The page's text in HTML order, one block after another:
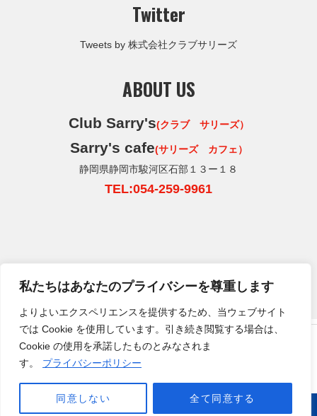
私たちはあなたのプライバシーを尊重します
よりよいエクスペリエンスを提供するため、当ウェブサイト
では Cookie を使用しています。引き続き閲覧する場合は、
Cookie の使用を承諾したものとみなされま
す。
プライバシーポリシー
同意しない 全て同意する
Twitter
Tweets by 株式会社クラブサリーズ
ABOUT US
Club Sarry's(クラブ サリーズ）
Sarry's cafe(サリーズ カフェ）
静岡県静岡市駿河区石部１３ー１８
TEL:054-259-9961
HOME クラブサリーズについて 運営会社 サイトについて
Copyright © Running station. All Rights Reserved.
クラブサリーズSports&Cafe
静岡県静岡市駿河区石部13ー18 TEL
5115営業時間: 月・水〜日10:00〜17:00 定休日:
火曜日